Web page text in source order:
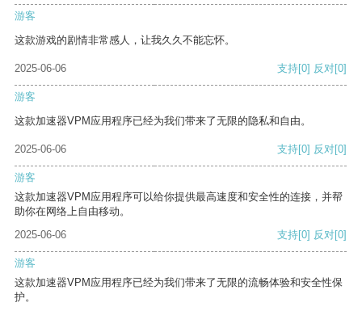
游客
这款游戏的剧情非常感人，让我久久不能忘怀。
2025-06-06 支持[0] 反对[0]
游客
这款加速器VPM应用程序已经为我们带来了无限的隐私和自由。
2025-06-06 支持[0] 反对[0]
游客
这款加速器VPM应用程序可以给你提供最高速度和安全性的连接，并帮
助你在网络上自由移动。
2025-06-06
支持[0] 反对[0]
游客
这款加速器VPM应用程序已经为我们带来了无限的流畅体验和安全性保
护。